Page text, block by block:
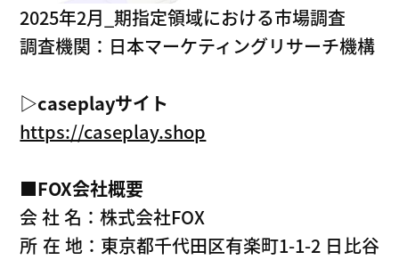
2025年2月_期指定領域における市場調査
調査機関：日本マーケティングリサーチ機構
▷caseplayサイト
https://caseplay.shop
■FOX会社概要
会 社 名：株式会社FOX
所 在 地：東京都千代田区有楽町1-1-2 日比谷